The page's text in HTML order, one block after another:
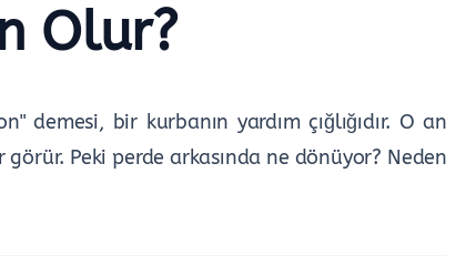
Olur?
demesi, bir kurbanın yardım çığlığıdır. O an
Peki perde arkasında ne dönüyor? Neden